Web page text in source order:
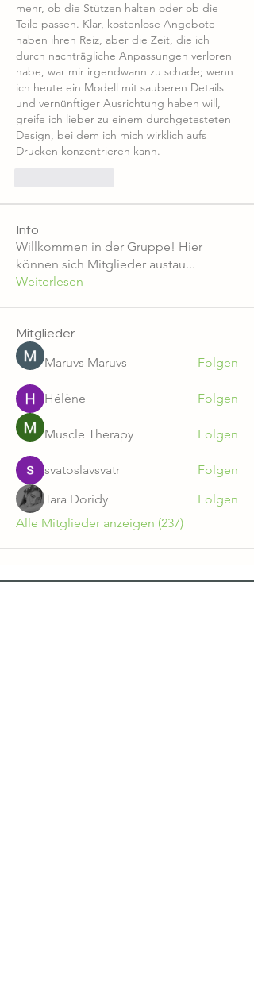
mehr, ob die Stützen halten oder ob die
Teile passen. Klar, kostenlose Angebote
haben ihren Reiz, aber die Zeit, die ich
durch nachträgliche Anpassungen verloren
habe, war mir irgendwann zu schade; wenn
ich heute ein Modell mit sauberen Details
und vernünftiger Ausrichtung haben will,
greife ich lieber zu einem durchgetesteten
Design, bei dem ich mich wirklich aufs
Drucken konzentrieren kann.
Info
Willkommen in der Gruppe! Hier
können sich Mitglieder austau...
Weiterlesen
Mitglieder
Maruvs Maruvs Folgen
Hélène Folgen
Muscle Therapy Folgen
svatoslavsvatr
Folgen
Tara Doridy
Folgen
Alle Mitglieder anzeigen (237)